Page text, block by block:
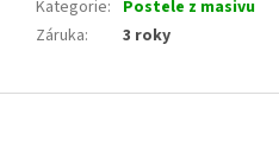
Kategorie: Postele z masivu
Záruka: 3 roky